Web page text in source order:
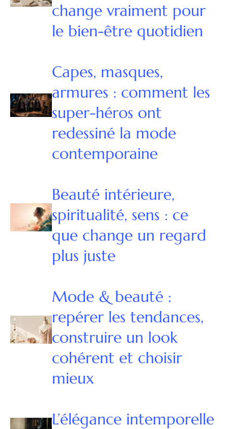
change vraiment pour
le bien-être quotidien
Capes, masques,
armures : comment les
super-héros ont
redessiné la mode
contemporaine
Beauté intérieure,
spiritualité, sens : ce
que change un regard
plus juste
Mode & beauté :
repérer les tendances,
construire un look
cohérent et choisir
mieux
L’élégance intemporelle